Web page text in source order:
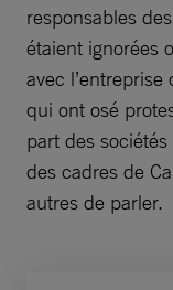
responsables
étaient ignorées
avec
qui ont osé
part des
des cadres de
autres de parler.